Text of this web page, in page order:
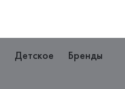
Детское Бренды